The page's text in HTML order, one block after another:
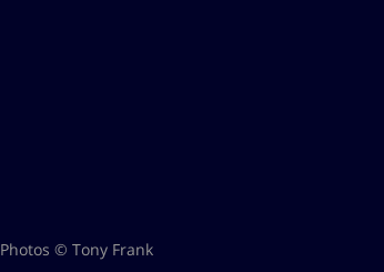
Photos © Tony Frank